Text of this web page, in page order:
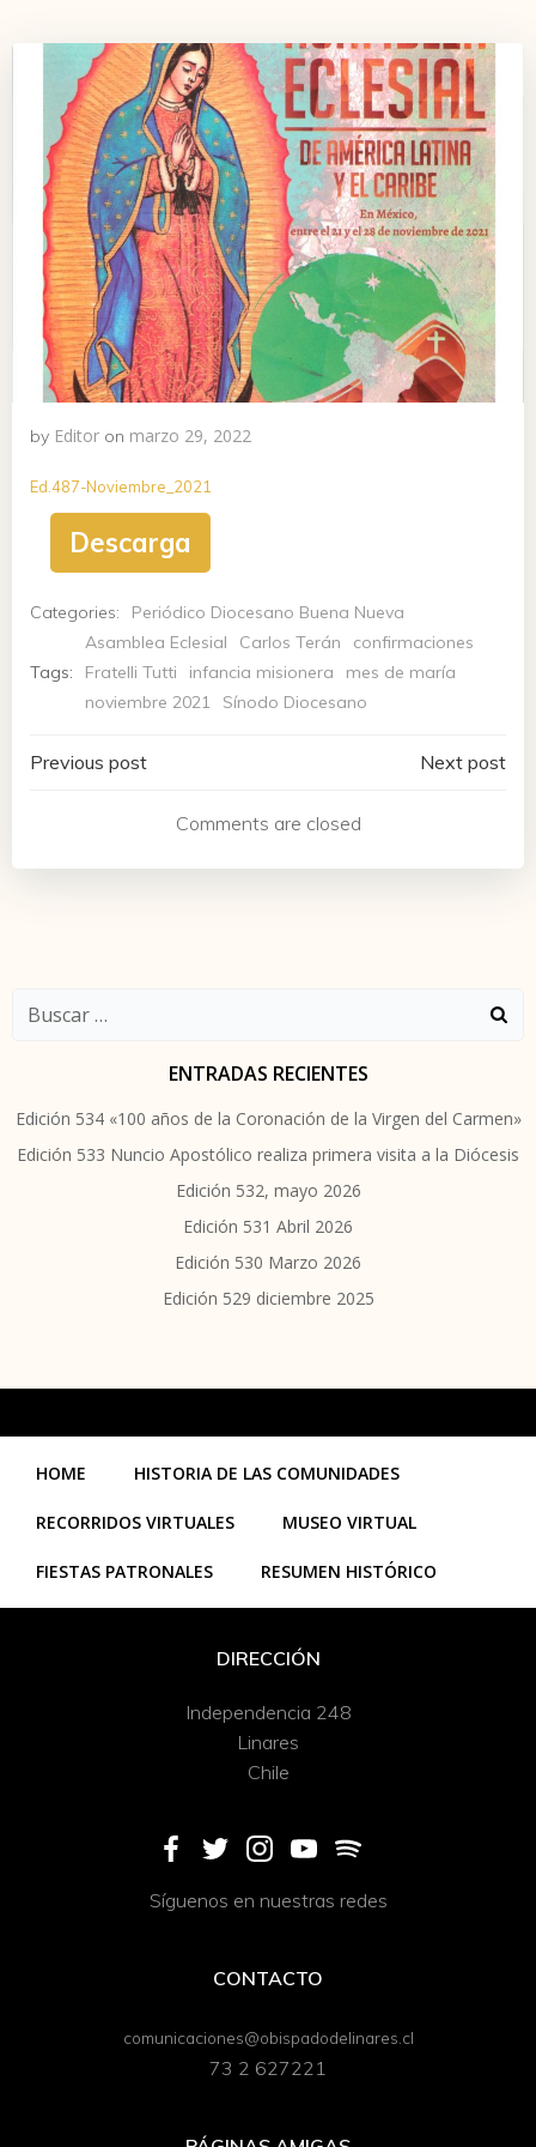
by Editor on marzo 29, 2022
Ed.487-Noviembre_2021
Descarga
Categories: Periódico Diocesano Buena Nueva
Tags:
Asamblea Eclesial Carlos Terán
confirmaciones
Fratelli Tutti
infancia misionera
mes de maría
noviembre 2021
Sínodo Diocesano
Navegación
entradas
Previous post
Navegación
de
entradas
Next post
Comments are closed
Buscar:
ENTRADAS RECIENTES
Edición 534 «100 años de la Coronación de la Virgen del Carmen»
Edición 533 Nuncio Apostólico realiza primera visita a la Diócesis
Edición 532, mayo 2026
Edición 531 Abril 2026
Edición 530 Marzo 2026
Edición 529 diciembre 2025
HOME HISTORIA DE LAS COMUNIDADES
RECORRIDOS VIRTUALES MUSEO VIRTUAL
FIESTAS PATRONALES RESUMEN HISTÓRICO
DIRECCIÓN
Independencia 248
Linares
Chile
Síguenos en nuestras redes
CONTACTO
comunicaciones@obispadodelinares.cl
73 2 627221